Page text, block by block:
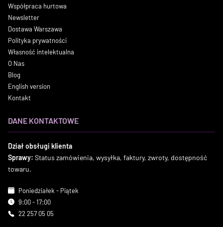
Współpraca hurtowa
Newsletter
Dostawa Warszawa
Polityka prywatności
Własność intelektualna
O Nas
Blog
English version
Kontakt
DANE KONTAKTOWE
Dział obsługi klienta
Sprawy: Status zamówienia, wysyłka, faktury, zwroty, dostępność
towaru.
Poniedziałek - Piątek
9:00 - 17:00
22 257 05 05